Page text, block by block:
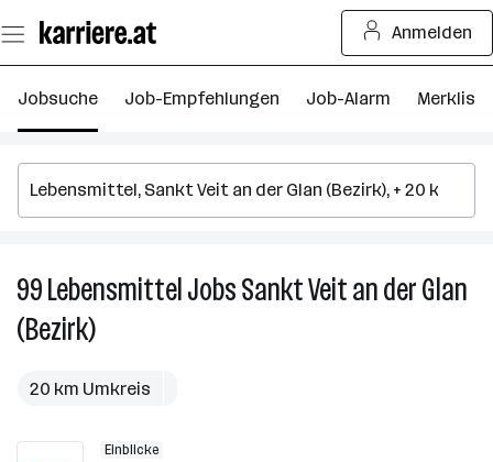
Seiteninhalt
springen
Anmelden
Jobsuche Job-Empfehlungen Job-Alarm Merkliste
99LebensmittelJobsSankt Veit an der Glan
(Bezirk)
20 km Umkreis
Einblicke